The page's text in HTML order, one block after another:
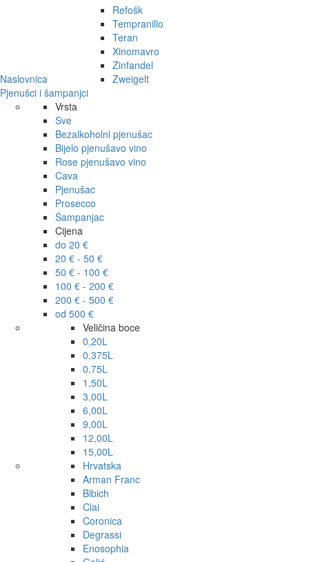
Naslovnica
Refošk
Tempranillo
Teran
Xinomavro
Zinfandel
Zweigelt
Pjenušci i šampanjci
Vrsta
Sve
Bezalkoholni pjenušac
Bijelo pjenušavo vino
Rose pjenušavo vino
Cava
Pjenušac
Prosecco
Šampanjac
Cijena
do 20 €
20 € - 50 €
50 € - 100 €
100 € - 200 €
200 € - 500 €
od 500 €
Veličina boce
0,20L
0,375L
0,75L
1,50L
3,00L
6,00L
9,00L
12,00L
15,00L
Hrvatska
Arman Franc
Bibich
Clai
Coronica
Degrassi
Enosophia